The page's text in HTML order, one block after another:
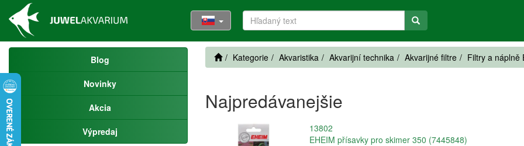
Blog
Novinky
Akcia
Výpredaj
Kategorie Akvaristika Akvarijní technika Akvarijné filtre Filtry a náplně
Najpredávanejšie
13802
EHEIM přísavky pro skimer 350 (7445848)